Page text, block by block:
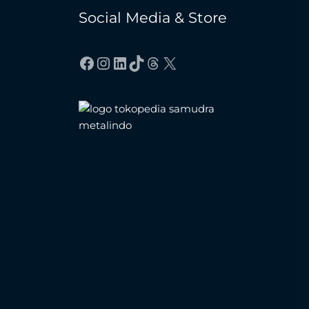
Social Media & Store
Facebook
Instagram
LinkedIn
TikTok
Threads
X